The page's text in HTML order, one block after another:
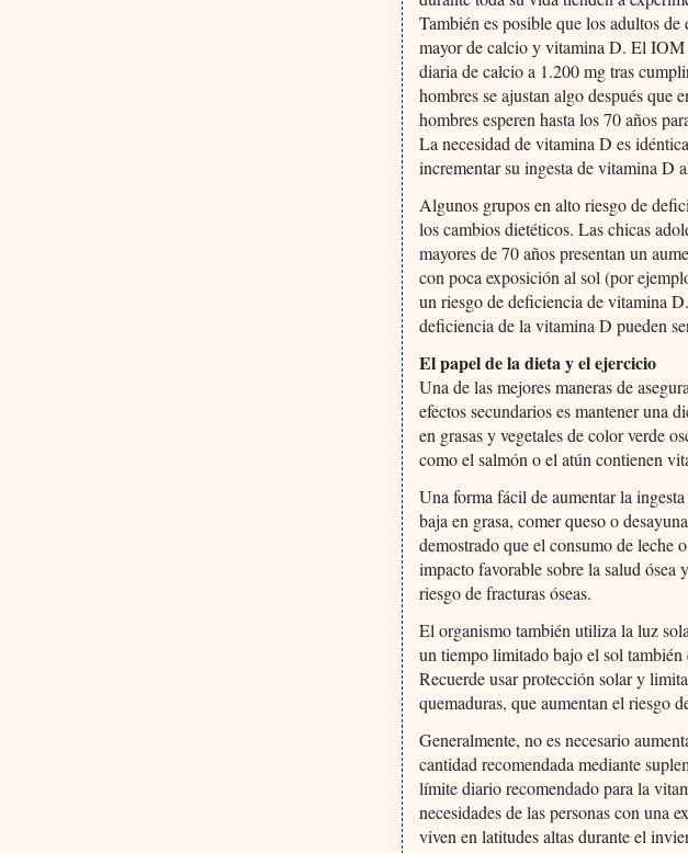
También es posible que los adultos
mayor de calcio y vitamina D. El IOM
diaria de calcio a 1.200 mg tras
hombres se ajustan algo después
hombres esperen hasta los 70 años
La necesidad de vitamina D es
incrementar su ingesta de vitamina D
Algunos grupos en alto riesgo de
los cambios dietéticos. Las chicas
mayores de 70 años presentan un
con poca exposición al sol (por
un riesgo de deficiencia de vitamina
deficiencia de la vitamina D pueden
El papel de la dieta y el ejercicio
Una de las mejores maneras de
efectos secundarios es mantener una
en grasas y vegetales de color verde
como el salmón o el atún contienen
Una forma fácil de aumentar la
baja en grasa, comer queso o
demostrado que el consumo de leche
impacto favorable sobre la salud ósea
riesgo de fracturas óseas.
El organismo también utiliza la luz
un tiempo limitado bajo el sol también
Recuerde usar protección solar y
quemaduras, que aumentan el riesgo
Generalmente, no es necesario
cantidad recomendada mediante
límite diario recomendado para la
necesidades de las personas con una
viven en latitudes altas durante el